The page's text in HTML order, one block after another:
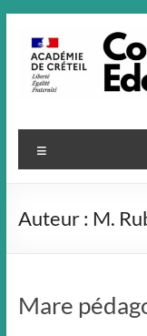
contenu
Auteur : M.
Mare